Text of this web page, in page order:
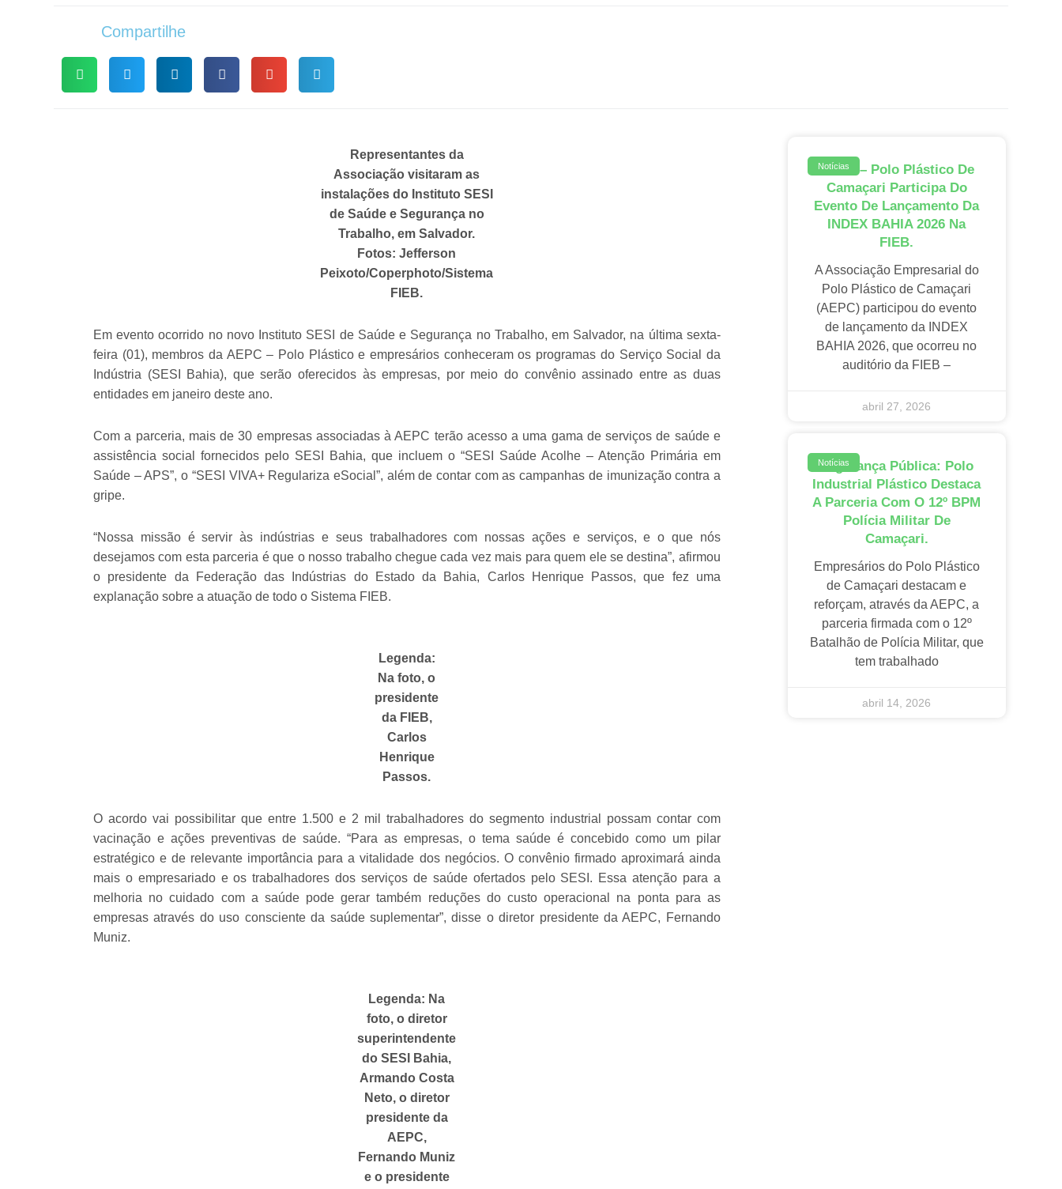
Compartilhe
Representantes da
Associação visitaram as
instalações do Instituto SESI
de Saúde e Segurança no
Trabalho, em Salvador.
Fotos: Jefferson
Peixoto/Coperphoto/Sistema
FIEB.
Em evento ocorrido no novo Instituto SESI de Saúde e Segurança no Trabalho, em Salvador, na última sexta-
feira (01), membros da AEPC – Polo Plástico e empresários conheceram os programas do Serviço Social da
Indústria (SESI Bahia), que serão oferecidos às empresas, por meio do convênio assinado entre as duas
entidades em janeiro deste ano.
Com a parceria, mais de 30 empresas associadas à AEPC terão acesso a uma gama de serviços de saúde e
assistência social fornecidos pelo SESI Bahia, que incluem o “SESI Saúde Acolhe – Atenção Primária em
Saúde – APS”, o “SESI VIVA+ Regulariza eSocial”, além de contar com as campanhas de imunização contra a
gripe.
“Nossa missão é servir às indústrias e seus trabalhadores com nossas ações e serviços, e o que nós
desejamos com esta parceria é que o nosso trabalho chegue cada vez mais para quem ele se destina”, afirmou
o presidente da Federação das Indústrias do Estado da Bahia, Carlos Henrique Passos, que fez uma
explanação sobre a atuação de todo o Sistema FIEB.
Legenda:
Na foto, o
presidente
da FIEB,
Carlos
Henrique
Passos.
O acordo vai possibilitar que entre 1.500 e 2 mil trabalhadores do segmento industrial possam contar com
vacinação e ações preventivas de saúde. “Para as empresas, o tema saúde é concebido como um pilar
estratégico e de relevante importância para a vitalidade dos negócios. O convênio firmado aproximará ainda
mais o empresariado e os trabalhadores dos serviços de saúde ofertados pelo SESI. Essa atenção para a
melhoria no cuidado com a saúde pode gerar também reduções do custo operacional na ponta para as
empresas através do uso consciente da saúde suplementar”, disse o diretor presidente da AEPC, Fernando
Muniz.
Legenda: Na
foto, o diretor
superintendente
do SESI Bahia,
Armando Costa
Neto, o diretor
presidente da
AEPC,
Fernando Muniz
e o presidente
Notícias
AEPC – Polo Plástico De
Camaçari Participa Do
Evento De Lançamento Da
INDEX BAHIA 2026 Na
FIEB.
A Associação Empresarial do
Polo Plástico de Camaçari
(AEPC) participou do evento
de lançamento da INDEX
BAHIA 2026, que ocorreu no
auditório da FIEB –
abril 27, 2026
Notícias
Segurança Pública: Polo
Industrial Plástico Destaca
A Parceria Com O 12º BPM
Polícia Militar De
Camaçari.
Empresários do Polo Plástico
de Camaçari destacam e
reforçam, através da AEPC, a
parceria firmada com o 12º
Batalhão de Polícia Militar, que
tem trabalhado
abril 14, 2026